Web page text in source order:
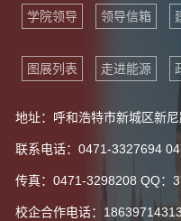
学院领导 领导信箱
图展列表 走进能源
地址：呼和浩特市新城区新尼
联系电话：0471-3327694
传真：0471-3298208 QQ：
校企合作电话：18639714313